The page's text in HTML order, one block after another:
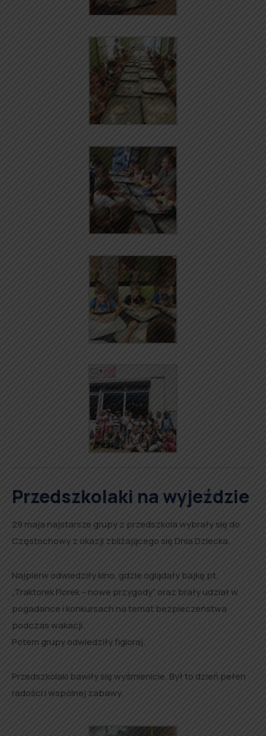
Przedszkolaki na wyjeździe
29 maja najstarsze grupy z przedszkola wybrały się do
Częstochowy z okazji zbliżającego się Dnia Dziecka.
Najpierw odwiedziły kino, gdzie oglądały bajkę pt.
„Traktorek Florek – nowe przygody” oraz brały udział w
pogadance i konkursach na temat bezpieczeństwa
podczas wakacji.
Potem grupy odwiedziły figloraj.
Przedszkolaki bawiły się wyśmienicie. Był to dzień pełen
radości i wspólnej zabawy.